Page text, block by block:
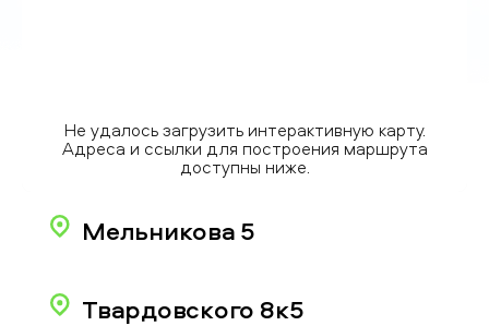
Не удалось загрузить интерактивную карту.
Адреса и ссылки для построения маршрута
доступны ниже.
Мельникова 5
Твардовского 8к5